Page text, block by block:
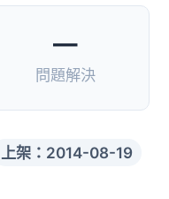
—
問題解決
上架：2014-08-19